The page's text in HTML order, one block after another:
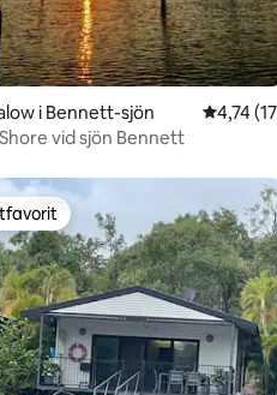
i Bennett-sjön 4,74 av
4,74
vid sjön Bennett